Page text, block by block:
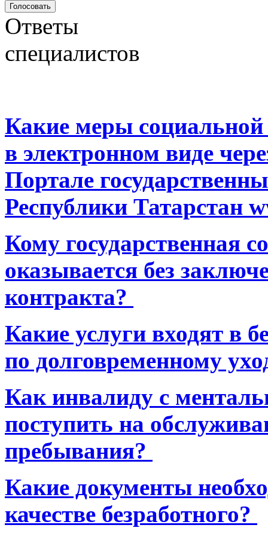
Ответы
специалистов
Какие меры
в электронном виде
Портале
Республики Татарстан
Кому государственная
оказывается без
контракта?
Какие услуги входят в
по долговременному
Как инвалиду с
поступить на
пребывания?
Какие документы
качестве безработного?